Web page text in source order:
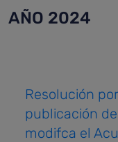
AÑO 2024
Resolución
publicación
modifca el